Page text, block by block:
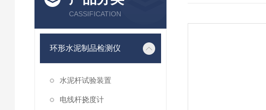
CASSIFICATION
环形水泥制品检测仪
水泥杆试验装置
电线杆挠度计